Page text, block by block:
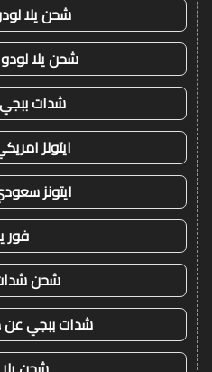
شحن يلا
شحن يلا لودو
شدات
ايتونز
ايتونز
فور
شحن
شدات ببجي عن